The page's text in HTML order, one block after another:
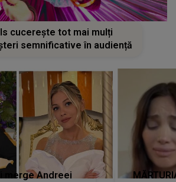
cucerește tot mai mulți
semnificative în audiență
merge Andreei